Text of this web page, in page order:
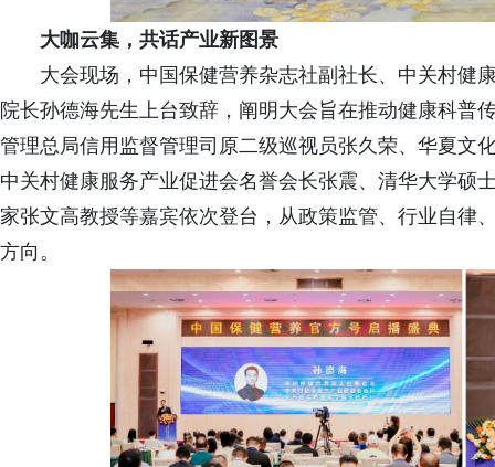
大咖云集，共话产业新图景
大会现场，中国保健营养杂志社副社长、中关村健
院长孙德海先生上台致辞，阐明大会旨在推动健康科普
管理总局信用监督管理司原二级巡视员张久荣、华夏文
中关村健康服务产业促进会名誉会长张震、清华大学硕
家张文高教授等嘉宾依次登台，从政策监管、行业自律
方向。